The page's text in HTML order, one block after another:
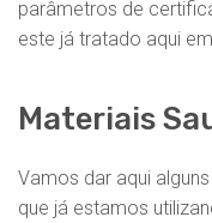
parâmetros de
este já tratado aqui
Materiais
Vamos dar aqui
que já estamos